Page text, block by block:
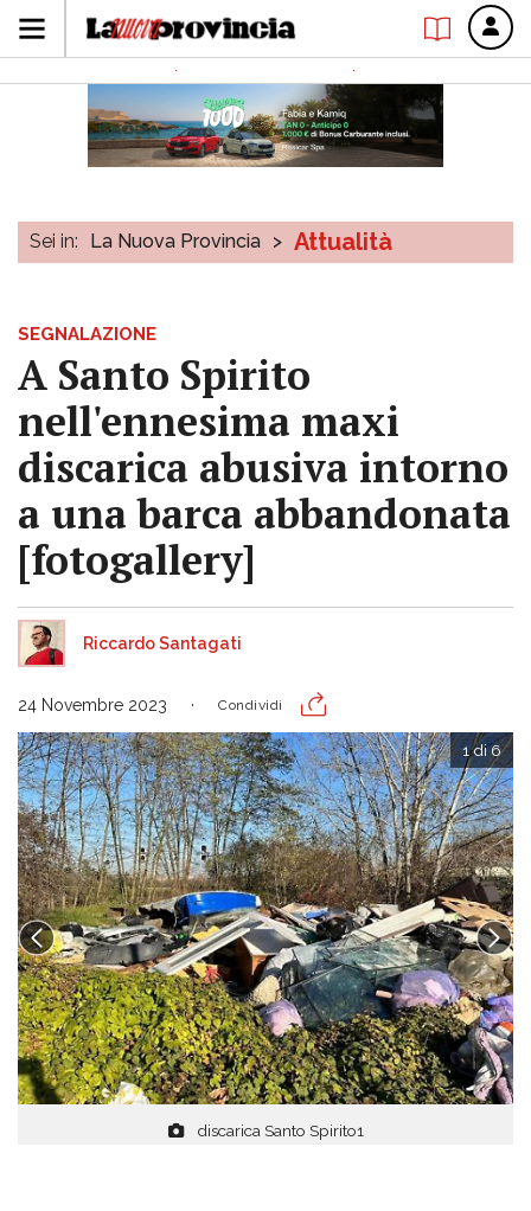
Sei in: La Nuova Provincia > Attualità
SEGNALAZIONE
A Santo Spirito
nell'ennesima maxi
discarica abusiva intorno
a una barca abbandonata
[fotogallery]
Riccardo Santagati
24 Novembre 2023 Condividi
discarica Santo Spirito1
1 di 6